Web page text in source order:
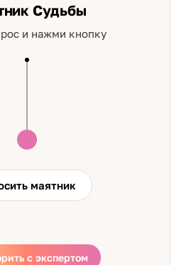
Судьбы
и нажми кнопку
маятник
с экспертом